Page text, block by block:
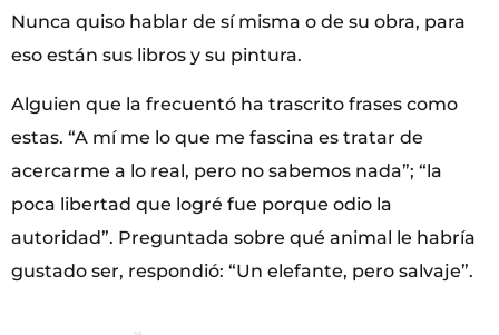
Nunca quiso hablar de sí misma o de su obra, para
eso están sus libros y su pintura.
Alguien que la frecuentó ha trascrito frases como
estas. “A mí me lo que me fascina es tratar de
acercarme a lo real, pero no sabemos nada”; “la
poca libertad que logré fue porque odio la
autoridad”. Preguntada sobre qué animal le habría
gustado ser, respondió: “Un elefante, pero salvaje”.